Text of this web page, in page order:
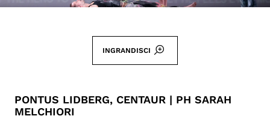
INGRANDISCI
PONTUS LIDBERG, CENTAUR | PH SARAH
MELCHIORI